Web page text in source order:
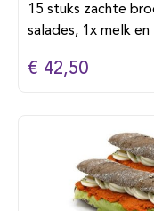
15 stuks zachte
salades, 1x melk en
€ 42,50